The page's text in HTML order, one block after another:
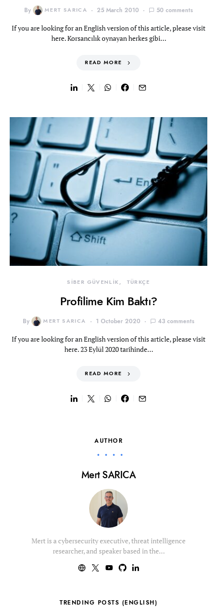
By MERT SARICA 25 March 2010 50 comments
If you are looking for an English version of this article, please visit
here. Korsancılık oynayan herkes gibi…
READ MORE
SİBER GÜVENLİK TÜRKÇE
Profilime Kim Baktı?
By MERT SARICA 1 October 2020 43 comments
If you are looking for an English version of this article, please visit
here. 23 Eylül 2020 tarihinde…
READ MORE
AUTHOR
Mert SARICA
Mert is a cybersecurity executive, threat intelligence
researcher, and speaker based in the…
TRENDING POSTS (ENGLISH)